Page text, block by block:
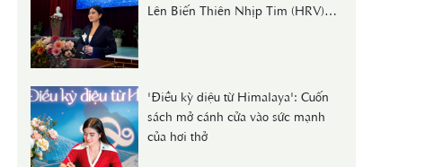
Lên Biến Thiên Nhịp Tim (HRV)
'Điều kỳ diệu từ Himalaya': Cuốn
sách mở cánh cửa vào sức mạnh
của hơi thở